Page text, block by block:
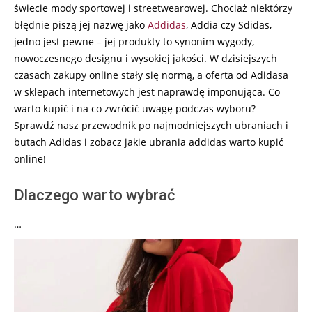
świecie mody sportowej i streetwearowej. Chociaż niektórzy
błędnie piszą jej nazwę jako Addidas, Addia czy Sdidas,
jedno jest pewne – jej produkty to synonim wygody,
nowoczesnego designu i wysokiej jakości. W dzisiejszych
czasach zakupy online stały się normą, a oferta od Adidasa
w sklepach internetowych jest naprawdę imponująca. Co
warto kupić i na co zwrócić uwagę podczas wyboru?
Sprawdź nasz przewodnik po najmodniejszych ubraniach i
butach Adidas i zobacz jakie ubrania addidas warto kupić
online!
Dlaczego warto wybrać
…